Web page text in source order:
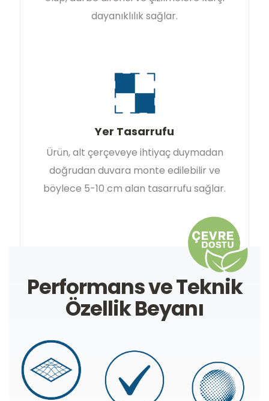
dayanıklılık sağlar.
Yer Tasarrufu
Ürün, alt çerçeveye ihtiyaç duymadan
doğrudan duvara monte edilebilir ve
böylece 5-10 cm alan tasarrufu sağlar.
Performans ve Teknik
Özellik Beyanı